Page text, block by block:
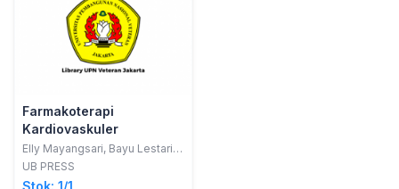
Farmakoterapi
Kardiovaskuler
Elly Mayangsari, Bayu Lestari,
Nurdiana
UB PRESS
Stok: 1/1